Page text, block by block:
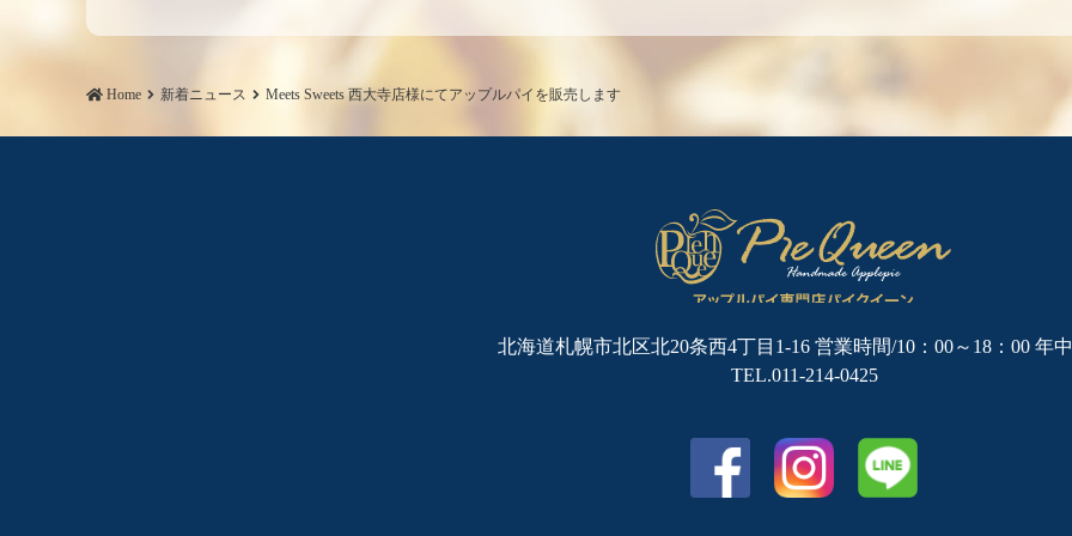
ョ
ン
Home 新着ニュース Meets Sweets 西大寺店様にてアップルパイを販売します
北海道札幌市北区北20条西4丁目1-16 営業時間/10：00～18：00 年
TEL.011-214-0425